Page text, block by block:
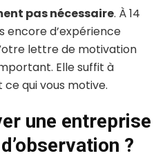
pas nécessaire. À 14
encore d’expérience
lettre de motivation
Elle suffit à
qui vous motive.
une entreprise
?